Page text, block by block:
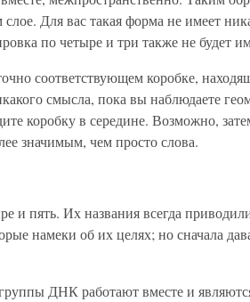
Для вас такая форма не имеет
по четыре и три также не будет
соответствующем коробке,
смысла, пока вы наблюдаете
коробку в середине. Возможно,
значимым, чем просто слова.
и пять. Их названия всегда
намеки об их целях; но сначала
ДНК работают вместе и